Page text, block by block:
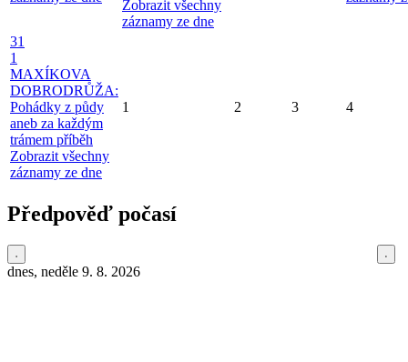
Zobrazit všechny
záznamy ze dne
31
1
MAXÍKOVA
DOBRODRŮŽA:
Pohádky z půdy
aneb za každým
trámem příběh
Zobrazit všechny
záznamy ze dne
1 2 3 4
Předpověď počasí
dnes, neděle 9. 8. 2026